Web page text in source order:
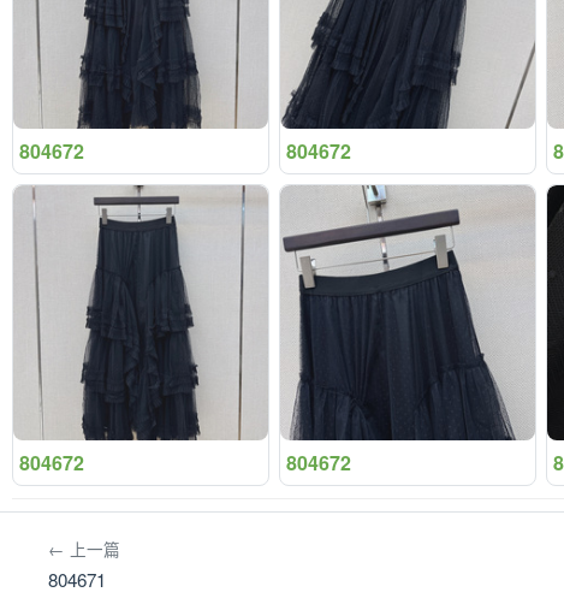
804672 804672
804672 804672
← 上一篇
804671